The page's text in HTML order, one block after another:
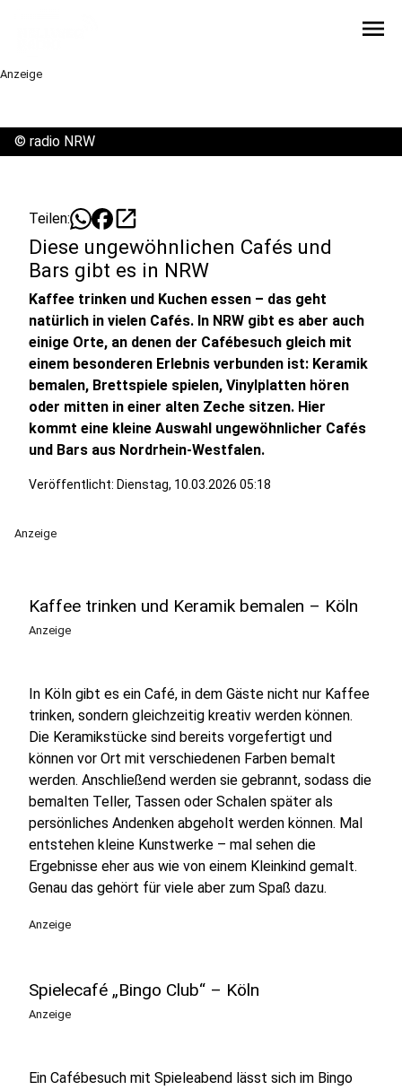
menu
Anzeige
© radio NRW
Teilen: open_in_new
Diese ungewöhnlichen Cafés und
Bars gibt es in NRW
Kaffee trinken und Kuchen essen – das geht
natürlich in vielen Cafés. In NRW gibt es aber auch
einige Orte, an denen der Cafébesuch gleich mit
einem besonderen Erlebnis verbunden ist: Keramik
bemalen, Brettspiele spielen, Vinylplatten hören
oder mitten in einer alten Zeche sitzen. Hier
kommt eine kleine Auswahl ungewöhnlicher Cafés
und Bars aus Nordrhein-Westfalen.
Veröffentlicht: Dienstag, 10.03.2026 05:18
Anzeige
Kaffee trinken und Keramik bemalen – Köln
Anzeige
In Köln gibt es ein Café, in dem Gäste nicht nur Kaffee
trinken, sondern gleichzeitig kreativ werden können.
Die Keramikstücke sind bereits vorgefertigt und
können vor Ort mit verschiedenen Farben bemalt
werden. Anschließend werden sie gebrannt, sodass die
bemalten Teller, Tassen oder Schalen später als
persönliches Andenken abgeholt werden können. Mal
entstehen kleine Kunstwerke – mal sehen die
Ergebnisse eher aus wie von einem Kleinkind gemalt.
Genau das gehört für viele aber zum Spaß dazu.
Anzeige
Spielecafé „Bingo Club“ – Köln
Anzeige
Ein Cafébesuch mit Spieleabend lässt sich im Bingo